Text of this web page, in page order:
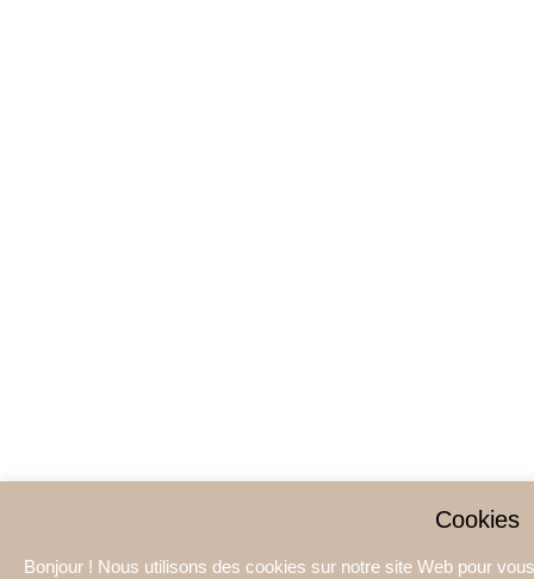
Cookies
Bonjour ! Nous utilisons des cookies sur notre site Web pour